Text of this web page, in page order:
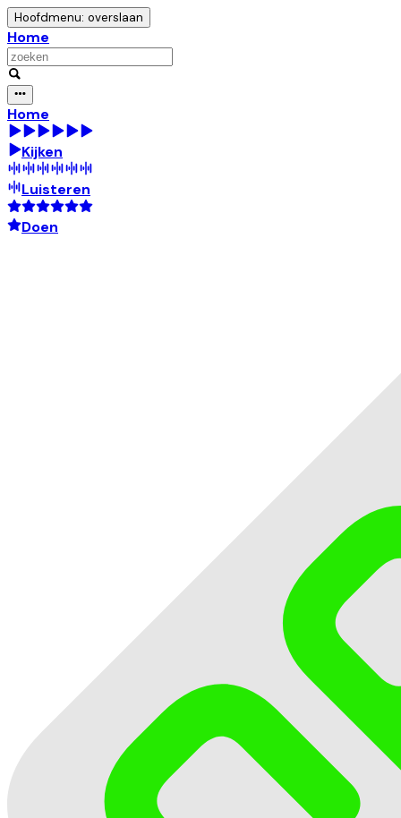
Hoofdmenu: overslaan
Home
Home
Kijken
Luisteren
Doen